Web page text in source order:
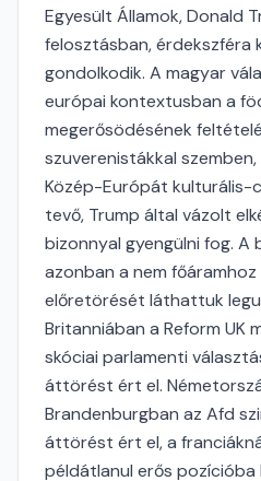
Egyesült Államok, Donald
felosztásban, érdekszféra
gondolkodik. A magyar
európai kontextusban a
megerősödésének
szuverenistákkal
Közép-Európát kulturális-
tevő, Trump által vázolt
bizonnyal gyengülni fog. A
azonban a nem
előretörését láthattuk
Britanniában a Reform UK
skóciai parlamenti
áttörést ért el.
Brandenburgban az Afd
áttörést ért el, a
példátlanul erős pozícióba